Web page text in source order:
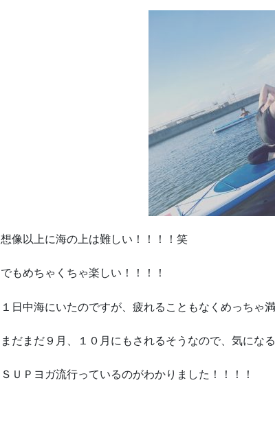
想像以上に海の上は難しい！！！！笑
でもめちゃくちゃ楽しい！！！！
１日中海にいたのですが、疲れることもなくめっちゃ
まだまだ９月、１０月にもされるそうなので、気にな
ＳＵＰヨガ流行っているのがわかりました！！！！